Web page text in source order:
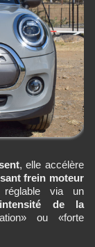
, elle accélère
frein moteur
réglable via un
de la
ou «forte